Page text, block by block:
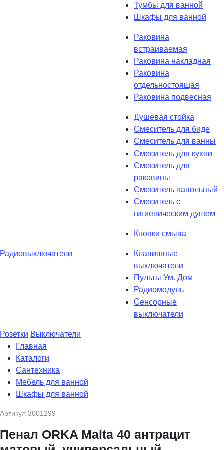
Тумбы для ванной
Шкафы для ванной
Раковина
встраиваемая
Раковина накладная
Раковина
отдельностоящая
Раковина подвесная
Душевая стойка
Смеситель для биде
Смеситель для ванны
Смеситель для кухни
Смеситель для
раковины
Смеситель напольный
Смеситель с
гигиеническим душем
Кнопки смыва
Радиовыключатели
Клавишные
выключатели
Пульты Ум. Дом
Радиомодуль
Сенсорные
выключатели
Розетки Выключатели
Главная
Каталоги
Сантехника
Мебель для ванной
Шкафы для ванной
Артикул 3001299
Пенал ORKA Malta 40 антрацит